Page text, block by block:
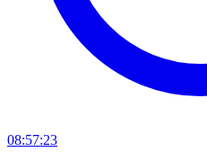
08:57:23